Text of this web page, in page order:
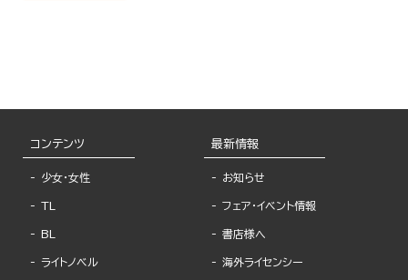
コンテンツ
少女・女性
TL
BL
ライトノベル
最新情報
お知らせ
フェア・イベント情報
書店様へ
海外ライセンシー